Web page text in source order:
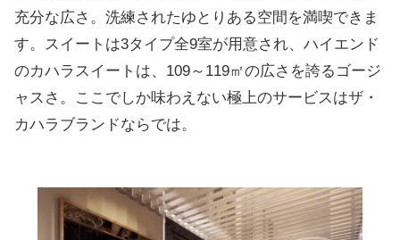
充分な広さ。洗練されたゆとりある空間を満喫できま
す。スイートは3タイプ全9室が用意され、ハイエンド
のカハラスイートは、109～119㎡の広さを誇るゴージ
ャスさ。ここでしか味わえない極上のサービスはザ・
カハラブランドならでは。